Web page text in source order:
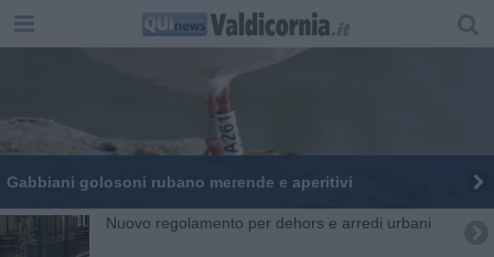
Gabbiani golosoni rubano merende e aperitivi
Nuovo regolamento per dehors e arredi urbani